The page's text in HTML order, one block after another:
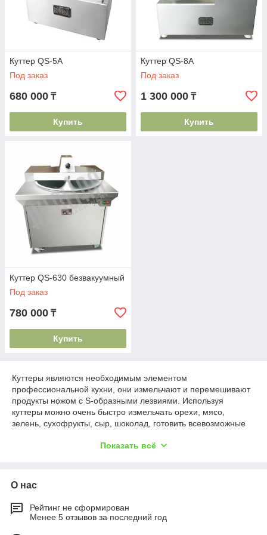
вакуумные массажеры. Незаменимы для
массирования мяса и птицы внутри вращающегося
барабана под вакуумом, обеспечивают продукту
мягкую структуру и сочность. Используются в основном
для приготовления мясных деликатесов, куриных
Куттер QS-5A
Под заказ
680 000 ₸
Купить
Куттер QS-8A
Под заказ
1 300 000 ₸
Купить
Куттер QS-630 безвакуумный
Под заказ
780 000 ₸
Купить
Куттеры являются необходимым элементом
профессиональной кухни, они измельчают и перемешивают
продукты ножом с S-образными лезвиями. Используя
куттеры можно очень быстро измельчать орехи, мясо,
зелень, сухофрукты, сыр, шоколад, готовить всевозможные
Куттеры просто незаменимы в кафе, барах, ресторанах,
Конструктивно куттер состоит из вращающейся чаши и
обработкой различной продукции, превращая ее в мелкие
кусочки. Существует несколько разновидностей приборов,
Показать всё
О нас
Рейтинг не сформирован
Менее 5 отзывов за последний год